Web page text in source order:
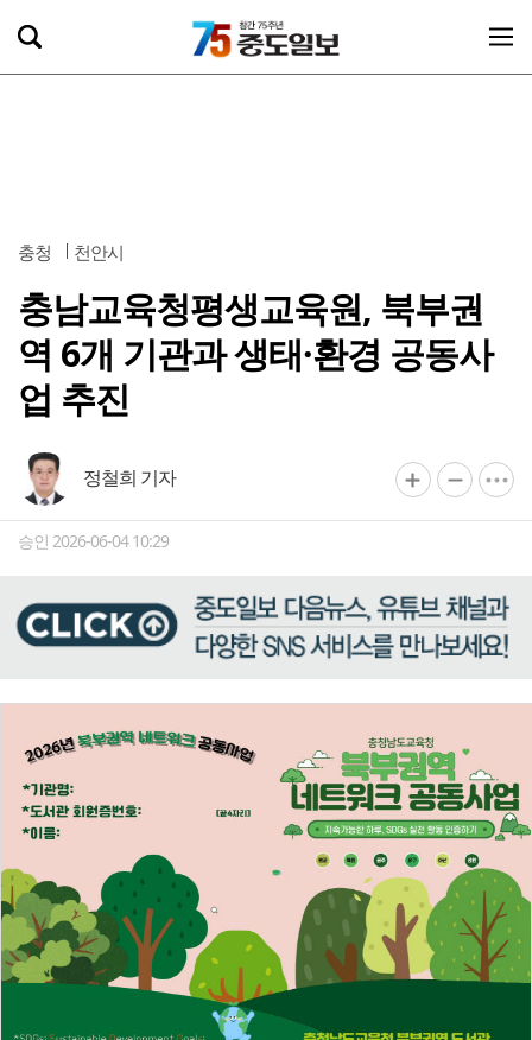
충청 천안시
충남교육청평생교육원, 북부권
역 6개 기관과 생태·환경 공동사
업 추진
정철희 기자
승인 2026-06-04 10:29